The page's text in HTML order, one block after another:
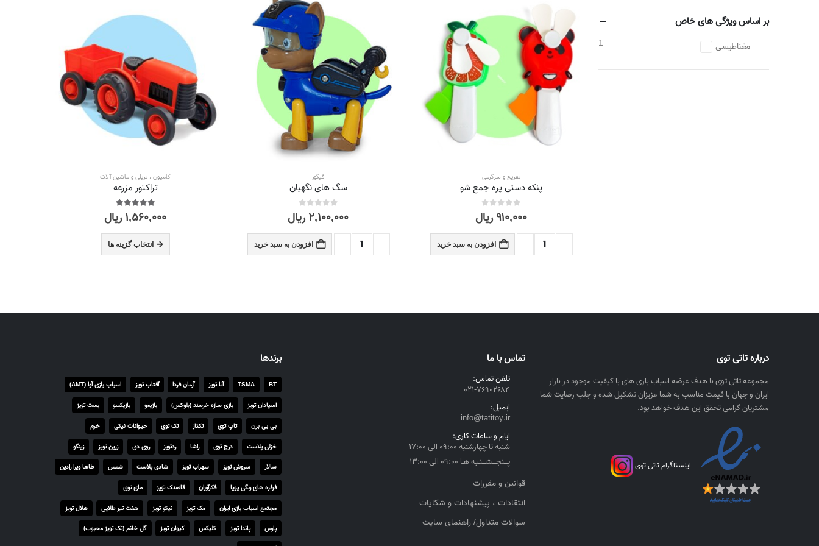
تفریح و سرگرمی
پنکه دستی پره جمع شو
۹۱۰,۰۰۰ ریال
افزودن به سبد خرید
فیگور
سگ های نگهبان
۲,۱۰۰,۰۰۰ ریال
افزودن به سبد خرید
کامیون ، تریلی و ماشین آلات
تراکتور مزرعه
5.00
out of 5
۱,۵۶۰,۰۰۰ ریال
انتخاب گزینه ها
محصول
می
است
در
صفحه
محصول
انتخاب
شوند
بر اساس ویژگی های خاص
مغناطیسی 1
درباره تاتی توی
مجموعه تاتی توی با هدف عرضه اسباب بازی های با کیفیت موجود در بازار
ایران و جهان با قیمت مناسب به شما عزیزان تشکیل شده و جلب رضایت شما
مشتریان گرامی تحقق این هدف خواهد بود.
اینستاگرام تاتی توی
تماس با ما
تلفن تماس:
۰۲۱-۷۶۹۰۲۶۸۴
ایمیل:
info@tatitoy.ir
ایام و ساعات کاری:
شنبه تا چهارشنبه ۰۹:۰۰ الی ۱۷:۰۰
پــنجــشــنـبه هـا ۰۹:۰۰ الی ۱۳:۰۰
قوانین و مقررات
انتقادات ، پیشنهادات و شکایات
سوالات متداول/ راهنمای سایت
برندها
BT
TSMA آتا تویز آرمان فردا آفتاب تویز اسباب بازی آوا (AMT)
اسپادان تویز بازی سازه خرسند (بلوکس) بازیمو بازیکسو بست تویز
بی بی برن تاپ توی تکتاز تک توی حیوانات نیکی خرم
خزلی پلاست درج توی راشا ردتویز روی دی زرین تویز زینگو
سالار سروش تویز سهراب تویز شادی پلاست شمس طاها ویرا رادین
فرفره های رنگی پویا فکرآوران قاصدک تویز مای توی
مجتمع اسباب بازی ایران مک تویز نیکو تویز هفت تیر طلایی هلال تویز
پارس پاندا تویز کلیکس کیوان تویز گل خانم (تک تویز محبوب)